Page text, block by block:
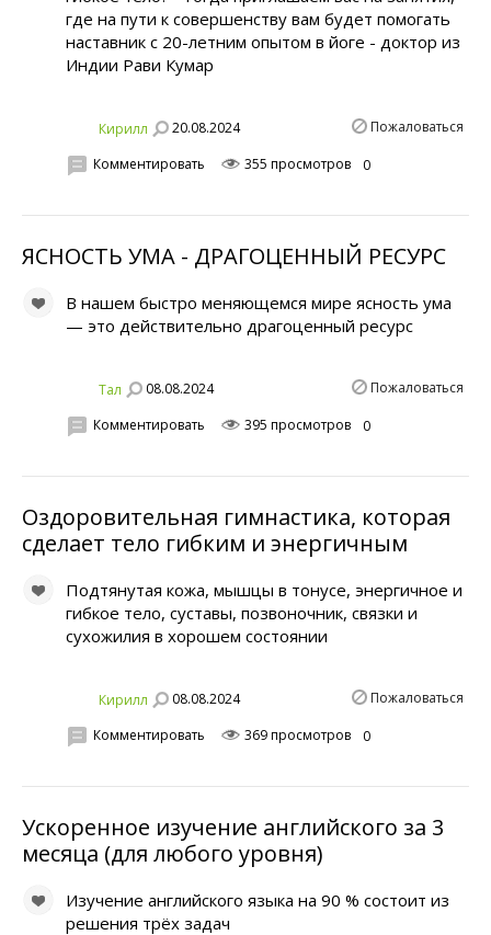
где на пути к совершенству вам будет помогать
наставник с 20-летним опытом в йоге - доктор из
Индии Рави Кумар
Кирилл 20.08.2024 Пожаловаться
Комментировать 355 просмотров 0
ЯСНОСТЬ УМА - ДРАГОЦЕННЫЙ РЕСУРС
В нашем быстро меняющемся мире ясность ума
— это действительно драгоценный ресурс
Тал 08.08.2024 Пожаловаться
Комментировать 395 просмотров 0
Оздоровительная гимнастика, которая
сделает тело гибким и энергичным
Подтянутая кожа, мышцы в тонусе, энергичное и
гибкое тело, суставы, позвоночник, связки и
сухожилия в хорошем состоянии
Кирилл 08.08.2024 Пожаловаться
Комментировать 369 просмотров 0
Ускоренное изучение английского за 3
месяца (для любого уровня)
Изучение английского языка на 90 % состоит из
решения трёх задач